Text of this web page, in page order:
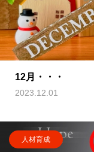
12月・・・
2023.12.01
人材育成